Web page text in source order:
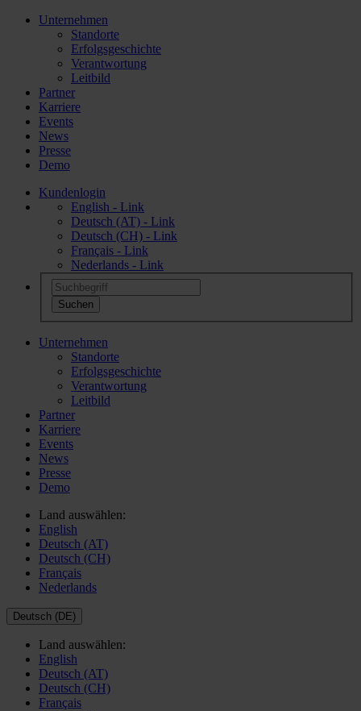
Unternehmen
Standorte
Erfolgsgeschichte
Verantwortung
Leitbild
Partner
Karriere
Events
News
Presse
Demo
Kundenlogin
English - Link
Deutsch (AT) - Link
Deutsch (CH) - Link
Français - Link
Nederlands - Link
Unternehmen
Standorte
Erfolgsgeschichte
Verantwortung
Leitbild
Partner
Karriere
Events
News
Presse
Demo
Land auswählen:
English
Deutsch (AT)
Deutsch (CH)
Français
Nederlands
Deutsch (DE)
Land auswählen:
English
Deutsch (AT)
Deutsch (CH)
Français